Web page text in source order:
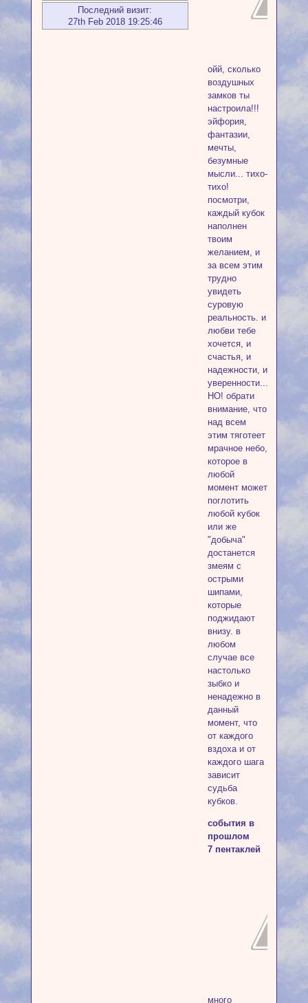
Последний визит:
27th Feb 2018 19:25:46
ойй, сколько
воздушных
замков ты
настроила!!!
эйфория,
фантазии,
мечты,
безумные
мысли... тихо-
тихо!
посмотри,
каждый кубок
наполнен
твоим
желанием, и
за всем этим
трудно
увидеть
суровую
реальность. и
любви тебе
хочется, и
счастья, и
надежности, и
уверенности...
НО! обрати
внимание, что
над всем
этим тяготеет
мрачное небо,
которое в
любой
момент может
поглотить
любой кубок
или же
"добыча"
достанется
змеям с
острыми
шипами,
которые
поджидают
внизу. в
любом
случае все
настолько
зыбко и
ненадежно в
данный
момент, что
от каждого
вздоха и от
каждого шага
зависит
судьба
кубков.
события в
прошлом
7 пентаклей
много